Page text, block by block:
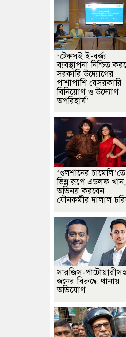
‘টেকসই ই-বর্জ্য
ব্যবস্থাপনা নিশ্চিত
সরকারি উদ্যোগের
পাশাপাশি বেসরকারি
বিনিয়োগ ও উদ্যোগ
অপরিহার্য’
‘গুলশানের চামেলি’তে
ভিন্ন রূপে এডলফ খান,
অভিনয় করবেন
যৌনকর্মীর দালাল
সারজিস-
জনের বিরুদ্ধে থানায়
অভিযোগ